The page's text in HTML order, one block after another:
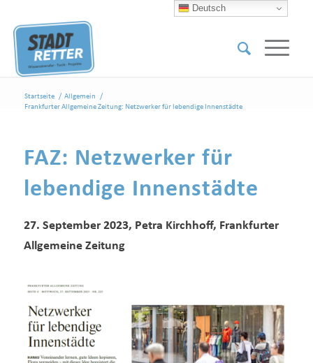
Startseite / Allgemein
/
Frankfurter Allgemeine Zeitung: Netzwerker für lebendige Innenstädte
FAZ: Netzwerker für
lebendige Innenstädte
27. September 2023, Petra Kirchhoff, Frankfurter
Allgemeine Zeitung
Deutsch